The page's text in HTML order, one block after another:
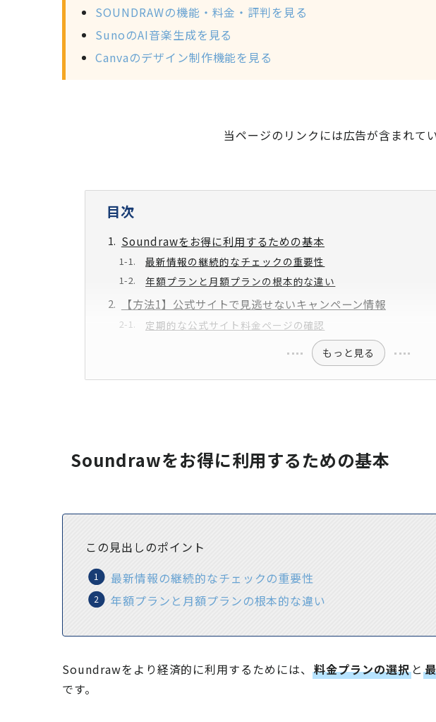
SOUNDRAWの機能・料金・評判を見る
SunoのAI音楽生成を見る
Canvaのデザイン制作機能を見る
当ページのリンクには広告が含まれてい
目次
Soundrawをお得に利用するための基本
最新情報の継続的なチェックの重要性
年額プランと月額プランの根本的な違い
【方法1】公式サイトで見逃せないキャンペーン情報
定期的な公式サイト料金ページの確認
もっと見る
Soundrawをお得に利用するための基本
この見出しのポイント
最新情報の継続的なチェックの重要性
年額プランと月額プランの根本的な違い
Soundrawをより経済的に利用するためには、料金プランの選択と
です。